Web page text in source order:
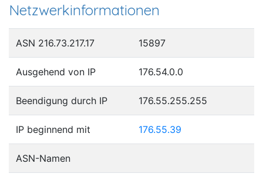
Netzwerkinformationen
ASN 216.73.217.17 15897
Ausgehend von IP 176.54.0.0
Beendigung durch IP 176.55.255.255
IP beginnend mit 176.55.39
ASN-Namen